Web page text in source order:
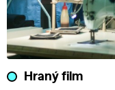
Hraný film